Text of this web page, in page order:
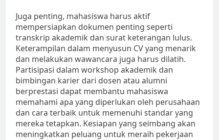
Juga penting, mahasiswa harus aktif
mempersiapkan dokumen penting seperti
transkrip akademik dan surat keterangan lulus.
Keterampilan dalam menyusun CV yang menarik
dan melakukan wawancara juga harus dilatih.
Partisipasi dalam workshop akademik dan
bimbingan karier dari dosen atau alumni
berprestasi dapat membantu mahasiswa
memahami apa yang diperlukan oleh perusahaan
dan cara terbaik untuk memenuhi standar yang
mereka tetapkan. Kesiapan yang seimbang akan
meningkatkan peluang untuk meraih pekerjaan